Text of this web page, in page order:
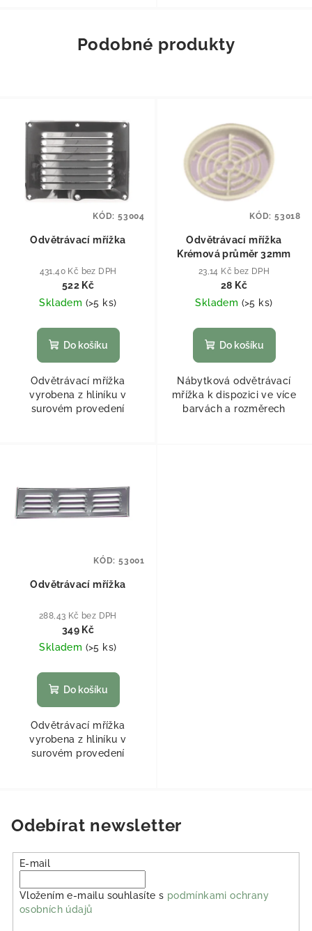
Podobné produkty
Odvětrávací mřížka
431,40 Kč bez DPH
522 Kč
Skladem (>5 ks)
Do košíku
Odvětrávací mřížka
vyrobena z hliníku v
surovém provedení
KÓD: 53004
Odvětrávací mřížka
Krémová průměr 32mm
23,14 Kč bez DPH
28 Kč
Skladem (>5 ks)
Do košíku
Nábytková odvětrávací
mřížka k dispozici ve více
barvách a rozměrech
KÓD: 53018
Odvětrávací mřížka
288,43 Kč bez DPH
349 Kč
Skladem (>5 ks)
Do košíku
Odvětrávací mřížka
vyrobena z hliníku v
surovém provedení
KÓD: 53001
Odebírat newsletter
E-mail
Vložením e-mailu souhlasíte s podmínkami ochrany
osobních údajů